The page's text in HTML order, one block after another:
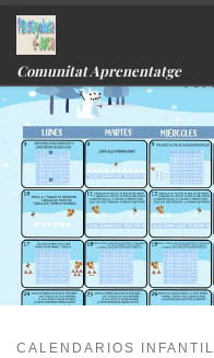
Skip to content
Comunitat Aprenentatge
CALENDARIOS INFANTIL